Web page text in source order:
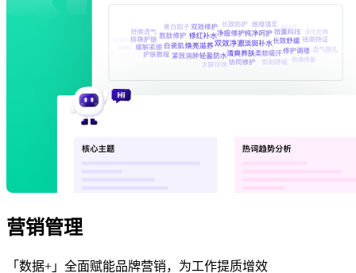
营销管理
「数据+」全面赋能品牌营销，为工作提质增效